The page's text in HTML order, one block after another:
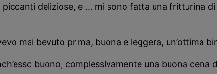
deliziose, e … mi sono fatta una fritturina
mai bevuto prima, buona e leggera, un’ottima
buono, complessivamente una buona cena